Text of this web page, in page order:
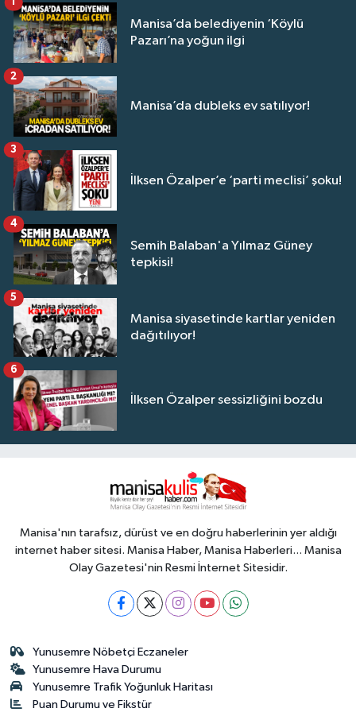
Manisa’da belediyenin ‘Köylü
Pazarı’na yoğun ilgi
Manisa’da dubleks ev satılıyor!
2
İlksen Özalper’e ‘parti meclisi’ şoku!
3
Semih Balaban'a Yılmaz Güney
tepkisi!
4
Manisa siyasetinde kartlar yeniden
dağıtılıyor!
5
İlksen Özalper sessizliğini bozdu
6
Manisa'nın tarafsız, dürüst ve en doğru haberlerinin yer aldığı
internet haber sitesi. Manisa Haber, Manisa Haberleri... Manisa
Olay Gazetesi'nin Resmi İnternet Sitesidir.
Yunusemre Nöbetçi Eczaneler
Yunusemre Hava Durumu
Yunusemre Trafik Yoğunluk Haritası
Puan Durumu ve Fikstür